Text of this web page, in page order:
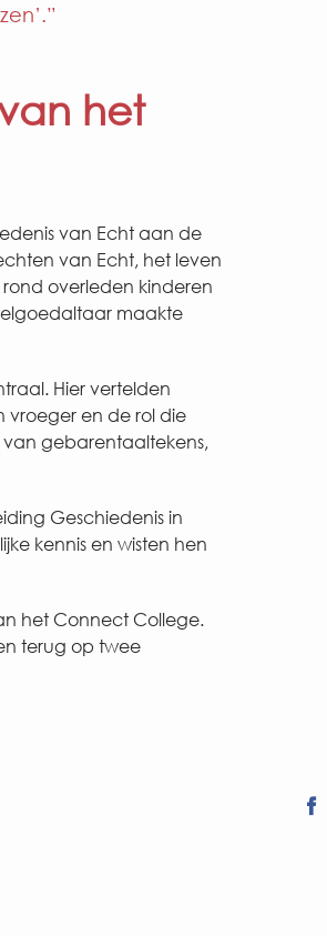
het
van Echt aan de
van Echt, het leven
overleden kinderen
maakte
Hier vertelden
en de rol die
gebarentaaltekens,
Geschiedenis in
kennis en wisten hen
het Connect College.
terug op twee